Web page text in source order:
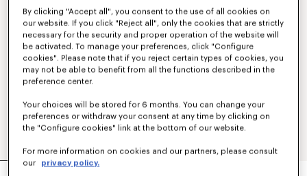
SUDADERA CON CAPUCHA DE ALGODÓN
By clicking "Accept all", you consent to the use of all cookies on
our website. If you click "Reject all", only the cookies that are strictly
necessary for the security and proper operation of the website will
be activated. To manage your preferences, click "Configure
cookies". Please note that if you reject certain types of cookies, you
may not be able to benefit from all the functions described in the
preference center.
Your choices will be stored for 6 months. You can change your
preferences or withdraw your consent at any time by clicking on
the "Configure cookies" link at the bottom of our website.
For more information on cookies and our partners, please consult
our
privacy policy.